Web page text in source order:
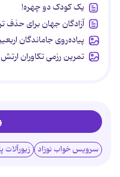
یک کودک دو چهره!
آزادگان جهان برای حذف
پیاده‌روی جاماندگان
تمرین رزمی تکاوران ارتش
سرویس خواب نوزاد زیورآلات